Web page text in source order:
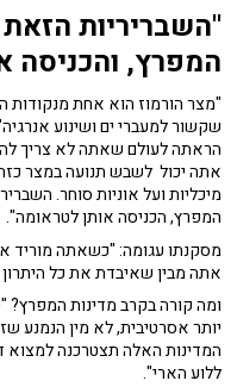
"השבריריות
המפרץ, והכניסה
"מצר הורמוז הוא אחת מנקודות
שקשור למעברי ים ושינוע
הראתה לעולם שאתה לא צריך
אתה יכול לשבש תנועה במצר
מיכליות ועל אוניות סוחר.
המפרץ, הכניסה אותן לטראומה".
מסקנתו עגומה: "כשאתה מוריד
אתה מבין שאיבדת את כל
ומה קורה בקרב מדינות המפרץ?
יותר אסרטיבית, לא מין הנמנע
המדינות האלה תצטרכנה למצוא
ללוע הארי".